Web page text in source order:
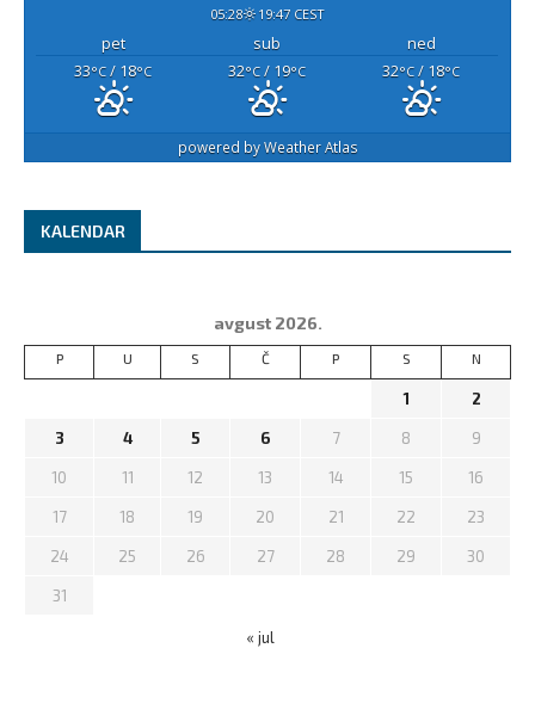
05:28 19:47 CEST
pet sub
ned
33°C / 18°C 32°C / 19°C 32°C / 18°C
powered byWeather Atlas
KALENDAR
avgust 2026.
P U S Č P S N
1 2
3 4 5 6 7 8 9
10 11 12 13 14 15 16
17 18 19 20 21 22 23
24 25 26 27 28 29 30
31
« jul